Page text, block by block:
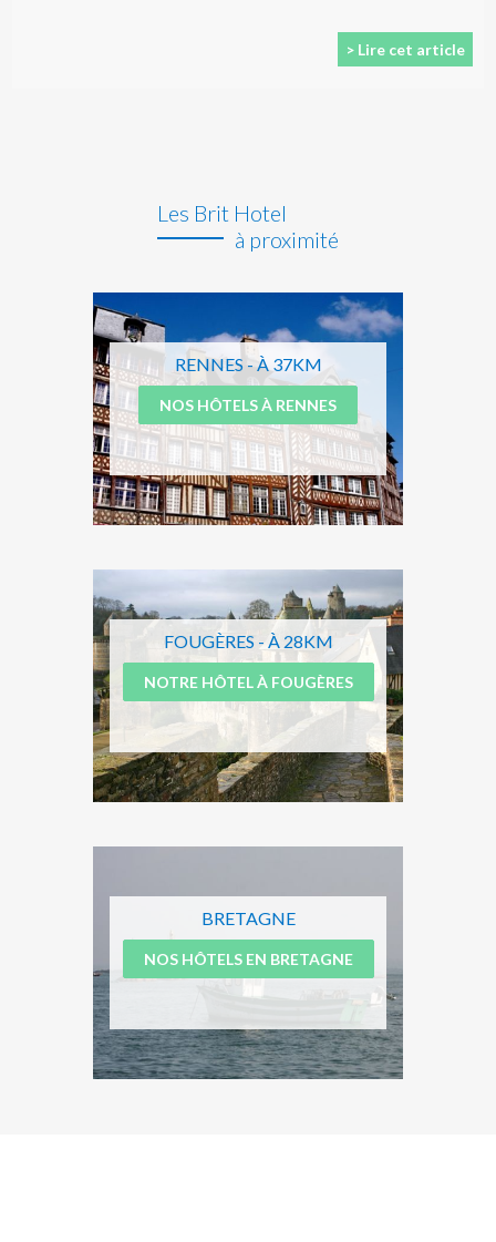
> Lire cet article
Les Brit Hotel
à proximité
RENNES - À 37KM
NOS HÔTELS À RENNES
FOUGÈRES - À 28KM
NOTRE HÔTEL À FOUGÈRES
BRETAGNE
NOS HÔTELS EN BRETAGNE